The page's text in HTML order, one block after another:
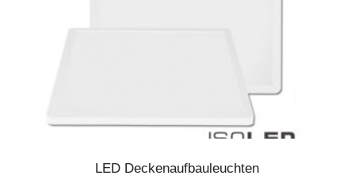
LED Deckenaufbauleuchten